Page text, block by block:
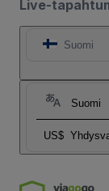
Live-
Suomi
Suomi
US$